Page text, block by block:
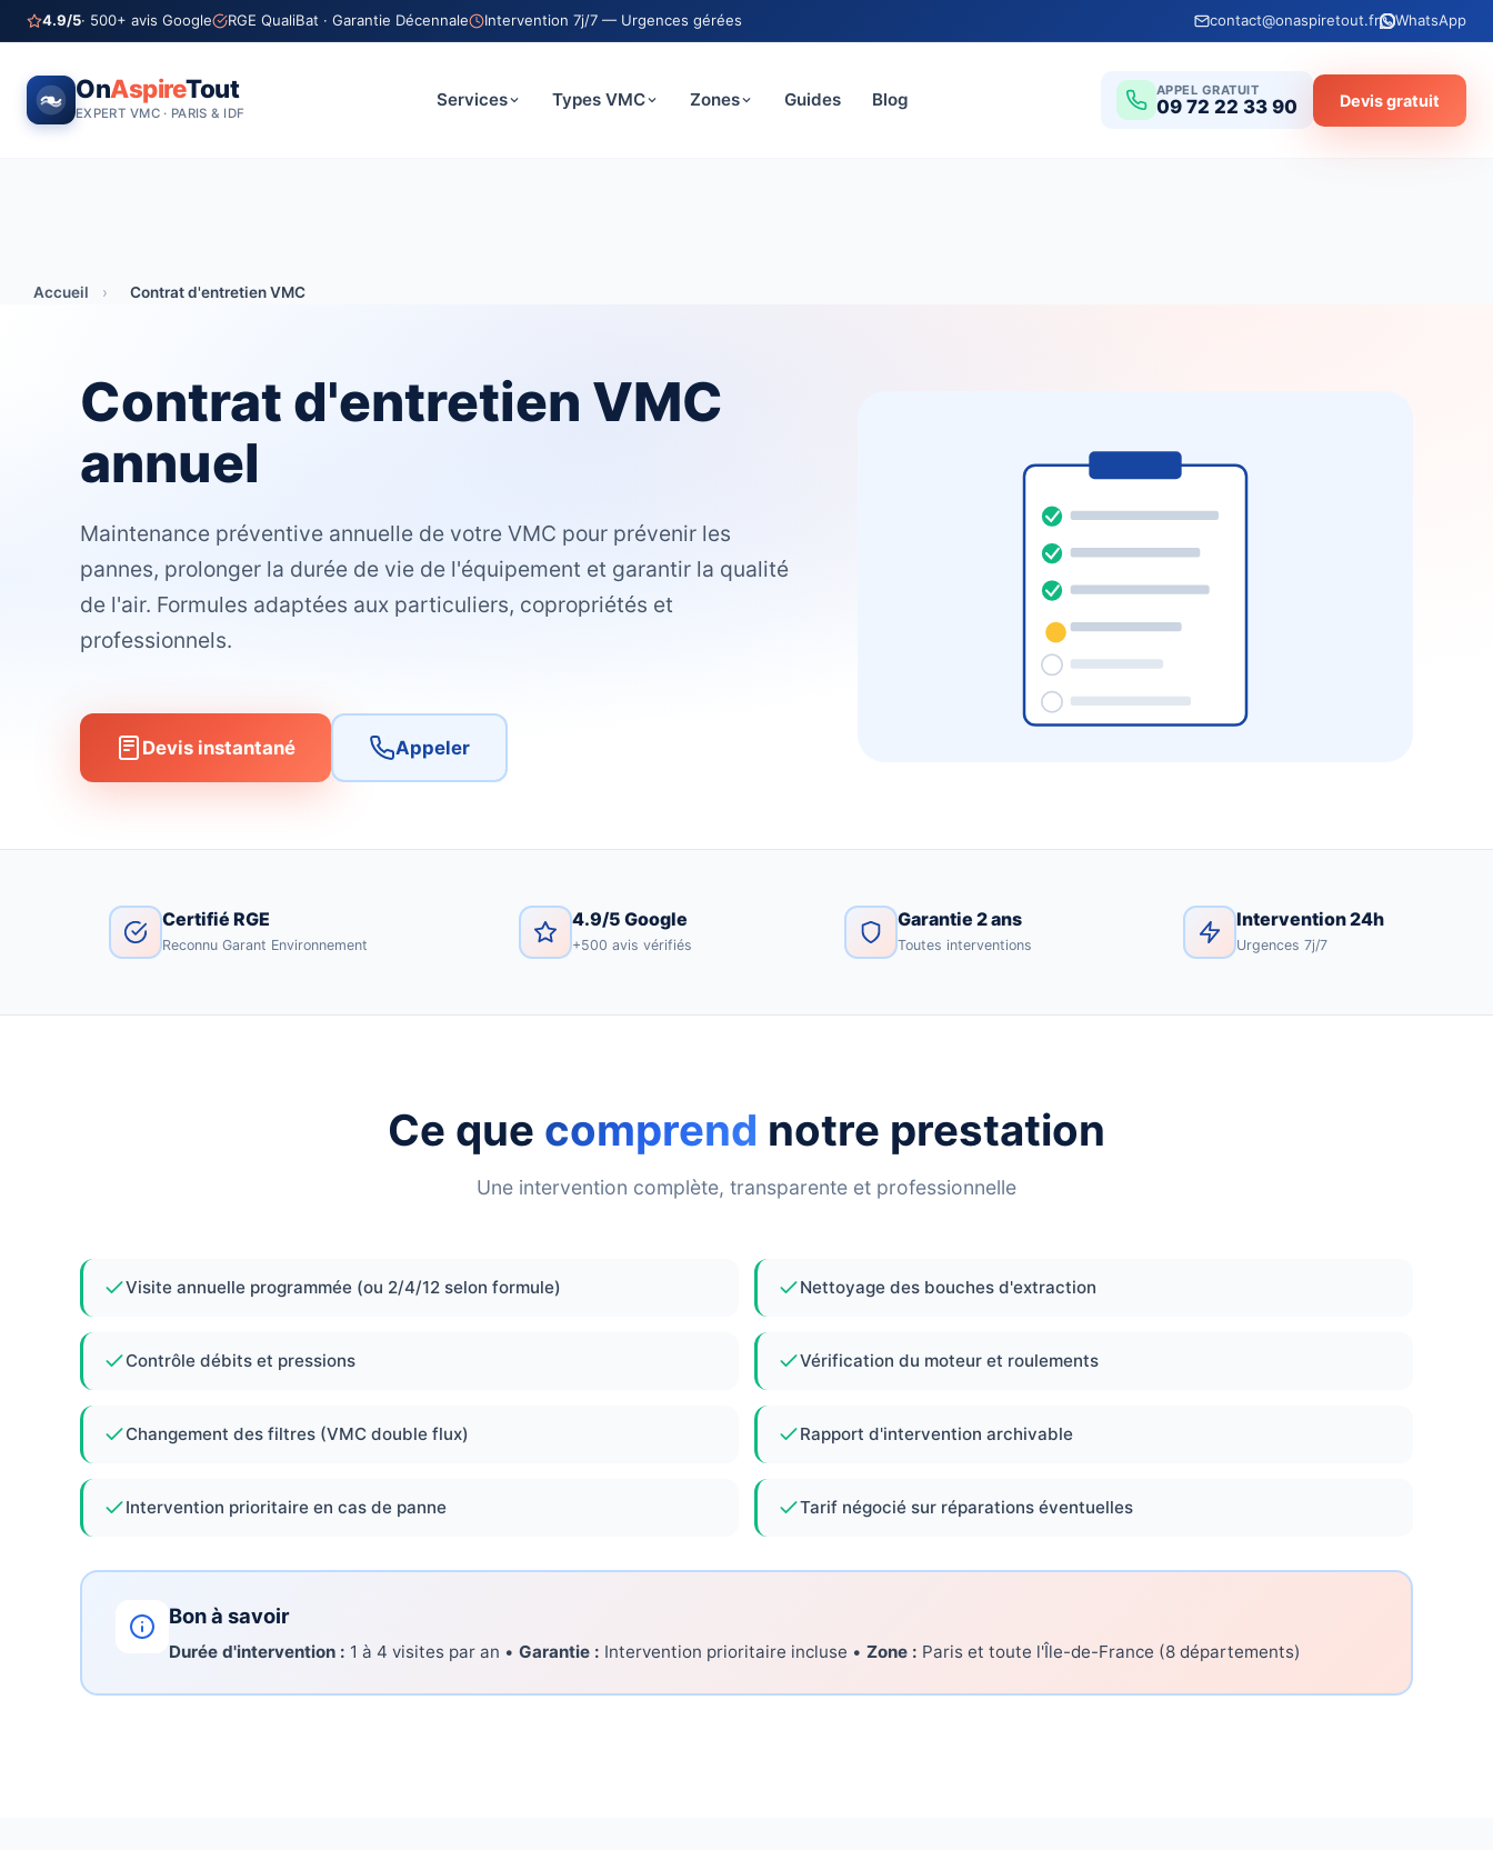
4.9/5· 500+ avis Google RGE QualiBat · Garantie Décennale Intervention 7j/7 — Urgences gérées contact@onaspiretout.fr WhatsApp
OnAspireTout
EXPERT VMC · PARIS & IDF
Services Types VMC Zones Guides Blog APPEL GRATUIT
09 72 22 33 90 Devis gratuit
Accueil › Contrat d'entretien VMC
Contrat d'entretien VMC
annuel
Maintenance préventive annuelle de votre VMC pour prévenir les
pannes, prolonger la durée de vie de l'équipement et garantir la qualité
de l'air. Formules adaptées aux particuliers, copropriétés et
professionnels.
Devis instantané Appeler
Certifié RGE
Reconnu Garant Environnement
4.9/5 Google
+500 avis vérifiés
Garantie 2 ans
Toutes interventions
Intervention 24h
Urgences 7j/7
Ce que comprend notre prestation
Une intervention complète, transparente et professionnelle
Visite annuelle programmée (ou 2/4/12 selon formule) Nettoyage des bouches d'extraction
Contrôle débits et pressions Vérification du moteur et roulements
Changement des filtres (VMC double flux) Rapport d'intervention archivable
Intervention prioritaire en cas de panne Tarif négocié sur réparations éventuelles
Bon à savoir
Durée d'intervention : 1 à 4 visites par an • Garantie : Intervention prioritaire incluse • Zone : Paris et toute l'Île-de-France (8 départements)